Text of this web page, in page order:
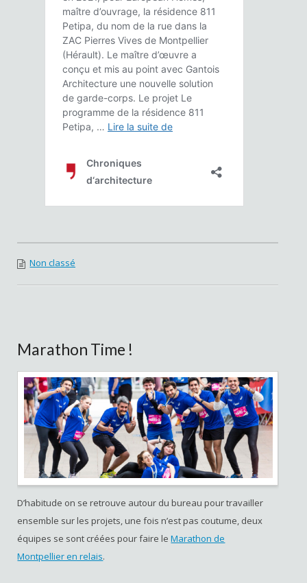
Non classé
Marathon Time !
D’habitude on se retrouve autour du bureau pour travailler
ensemble sur les projets, une fois n’est pas coutume, deux
équipes se sont créées pour faire leMarathon de
Montpellier en relais.